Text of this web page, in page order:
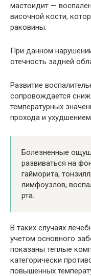
мастоидит —
височной кости,
раковины.
При данном
отечность задней
Развитие
сопровождается
температурных
прохода и
Болезненные
развиваться на
гайморита,
лимфоузлов,
рта.
В таких случаях
учетом основного
показаны теплые
категорически
повышенных